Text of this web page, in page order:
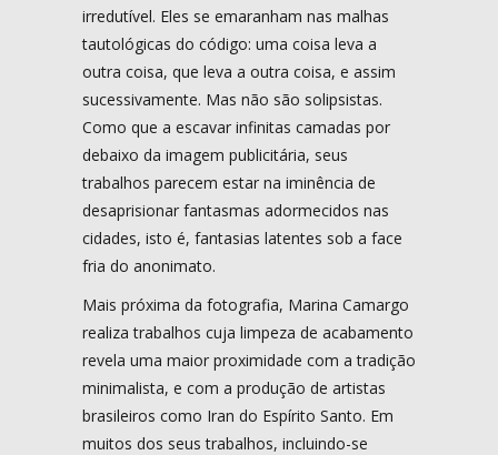
irredutível. Eles se emaranham nas malhas
tautológicas do código: uma coisa leva a
outra coisa, que leva a outra coisa, e assim
sucessivamente. Mas não são solipsistas.
Como que a escavar infinitas camadas por
debaixo da imagem publicitária, seus
trabalhos parecem estar na iminência de
desaprisionar fantasmas adormecidos nas
cidades, isto é, fantasias latentes sob a face
fria do anonimato.
Mais próxima da fotografia, Marina Camargo
realiza trabalhos cuja limpeza de acabamento
revela uma maior proximidade com a tradição
minimalista, e com a produção de artistas
brasileiros como Iran do Espírito Santo. Em
muitos dos seus trabalhos, incluindo-se